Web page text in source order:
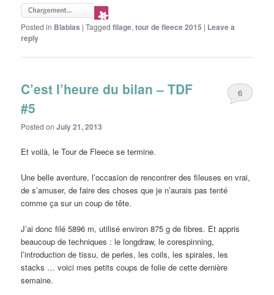
Posted in Blablas |Tagged filage,tour de fleece 2015 | Leave a
reply
C’est l’heure du bilan – TDF
#5
Posted onJuly 21, 2013
6
Et voilà, le Tour de Fleece se termine.
Une belle aventure, l’occasion de rencontrer des fileuses en vrai,
de s’amuser, de faire des choses que je n’aurais pas tenté
comme ça sur un coup de tête.
J’ai donc filé 5896 m, utilisé environ 875 g de fibres. Et appris
beaucoup de techniques : le longdraw, le corespinning,
l’introduction de tissu, de perles, les coils, les spirales, les
stacks … voici mes petits coups de folie de cette dernière
semaine.